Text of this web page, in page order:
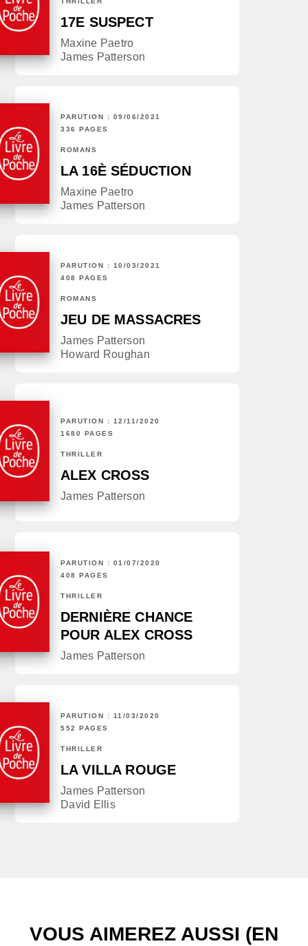
17E SUSPECT
Maxine Paetro
James Patterson
PARUTION : 09/06/2021
336 PAGES
ROMANS
LA 16È SÉDUCTION
Maxine Paetro
James Patterson
PARUTION : 10/03/2021
408 PAGES
ROMANS
JEU DE MASSACRES
James Patterson
Howard Roughan
PARUTION : 12/11/2020
1680 PAGES
THRILLER
ALEX CROSS
James Patterson
PARUTION : 01/07/2020
408 PAGES
THRILLER
DERNIÈRE CHANCE
POUR ALEX CROSS
James Patterson
PARUTION : 11/03/2020
552 PAGES
THRILLER
LA VILLA ROUGE
James Patterson
David Ellis
VOUS AIMEREZ AUSSI (EN